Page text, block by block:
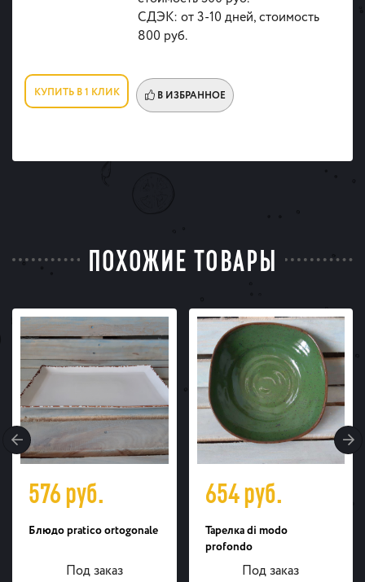
СДЭК: от 3-10 дней, стоимость
800 руб.
КУПИТЬ В 1 КЛИК В ИЗБРАННОЕ
ПОХОЖИЕ ТОВАРЫ
576руб.
Блюдо pratico ortogonale
Под заказ
654руб.
Тарелка di modo
profondo
Под заказ